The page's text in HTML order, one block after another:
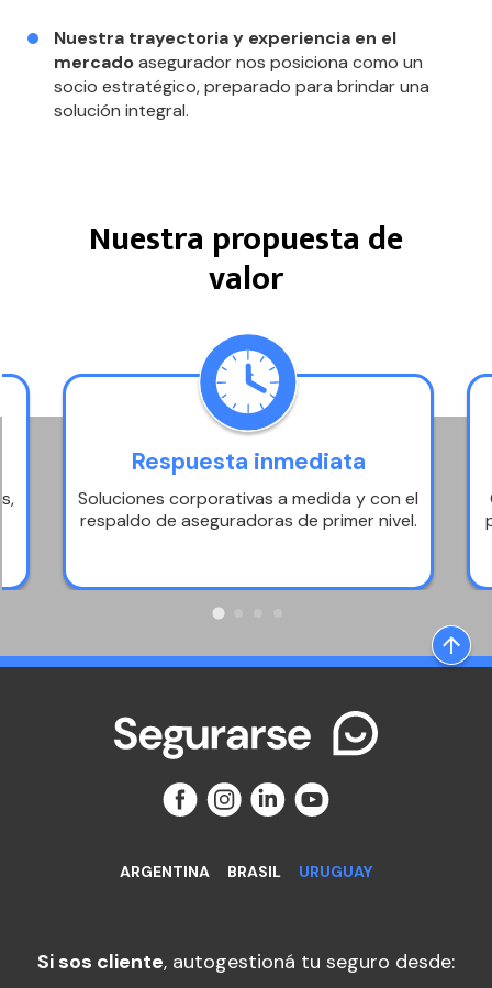
Nuestra trayectoria y experiencia en el
mercadoasegurador nos posiciona como un
socio estratégico, preparado para brindar una
solución integral.
Nuestra propuesta de
valor
Respuesta inmediata
Soluciones corporativas a medida y con el
respaldo de aseguradoras de primer nivel.
ARGENTINA BRASIL URUGUAY
Si sos cliente, autogestioná tu seguro desde: